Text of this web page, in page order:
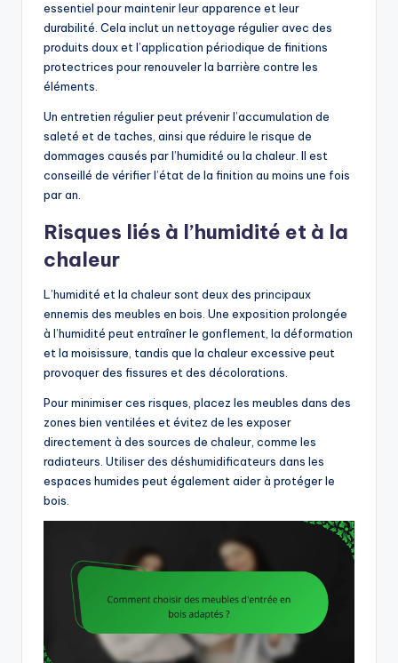
essentiel pour maintenir leur apparence et leur
durabilité. Cela inclut un nettoyage régulier avec des
produits doux et l’application périodique de finitions
protectrices pour renouveler la barrière contre les
éléments.
Un entretien régulier peut prévenir l’accumulation de
saleté et de taches, ainsi que réduire le risque de
dommages causés par l’humidité ou la chaleur. Il est
conseillé de vérifier l’état de la finition au moins une fois
par an.
Risques liés à l’humidité et à la
chaleur
L’humidité et la chaleur sont deux des principaux
ennemis des meubles en bois. Une exposition prolongée
à l’humidité peut entraîner le gonflement, la déformation
et la moisissure, tandis que la chaleur excessive peut
provoquer des fissures et des décolorations.
Pour minimiser ces risques, placez les meubles dans des
zones bien ventilées et évitez de les exposer
directement à des sources de chaleur, comme les
radiateurs. Utiliser des déshumidificateurs dans les
espaces humides peut également aider à protéger le
bois.